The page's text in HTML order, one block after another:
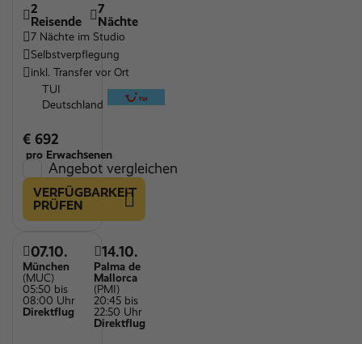
2
Reisende
7
Nächte
7 Nächte im Studio
Selbstverpflegung
inkl. Transfer vor Ort
TUI
Deutschland
€ 692
pro Erwachsenen
Angebot vergleichen
VERFÜGBARKEIT
PRÜFEN
07.10.
München
(MUC)
05:50 bis
08:00 Uhr
Direktflug
14.10.
Palma de
Mallorca
(PMI)
20:45 bis
22:50 Uhr
Direktflug